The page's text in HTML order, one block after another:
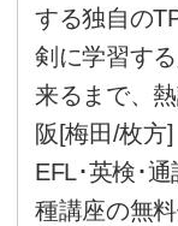
自動車の
ブライン
身体で覚
ある英